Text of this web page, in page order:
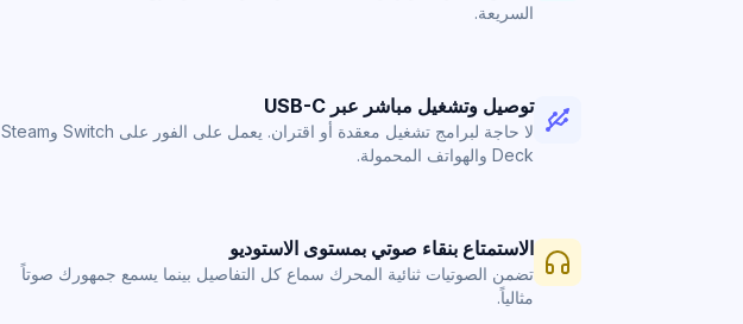
السريعة.
توصيل وتشغيل مباشر عبر USB-C
لا حاجة لبرامج تشغيل معقدة أو اقتران. يعمل على الفور على Switch وSteam
Deck والهواتف المحمولة.
الاستمتاع بنقاء صوتي بمستوى الاستوديو
تضمن الصوتيات ثنائية المحرك سماع كل التفاصيل بينما يسمع جمهورك صوتاً
مثالياً.